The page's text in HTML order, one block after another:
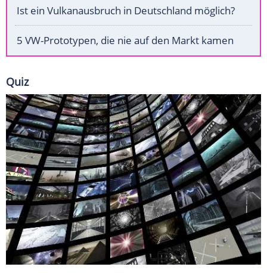
Ist ein Vulkanausbruch in Deutschland möglich?
5 VW-Prototypen, die nie auf den Markt kamen
Quiz